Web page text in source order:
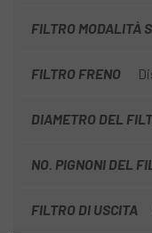
FILTRO MODALITÀ
FILTRO FRENO
DIAMETRO DEL
NO. PIGNONI DEL
FILTRO DI USCITA